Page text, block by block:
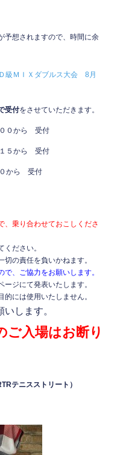
予想されますので、時間に余
級ＭＩＸダブルス大会 8月
受付をさせていただきます。
０から 受付
５から 受付
から 受付
、乗り合わせておこしくださ
ください。
の責任を負いかねます。
、ご協力をお願いします。
ジにて発表いたします。
には使用いたしません。
します。
ご入場はお断り
テニスストリート）